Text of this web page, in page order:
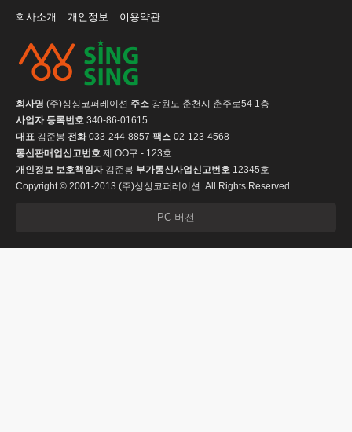
회사소개 개인정보 이용약관
회사명 (주)싱싱코퍼레이션 주소 강원도 춘천시 춘주로54 1층
사업자 등록번호 340-86-01615
대표 김준봉 전화033-244-8857 팩스 02-123-4568
통신판매업신고번호 제 OO구 - 123호
개인정보 보호책임자김준봉 부가통신사업신고번호 12345호
Copyright © 2001-2013 (주)싱싱코퍼레이션. All Rights Reserved.
PC 버전